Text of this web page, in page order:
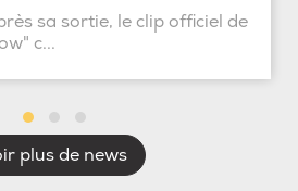
sa sortie, le clip officiel de
c...
plus de news